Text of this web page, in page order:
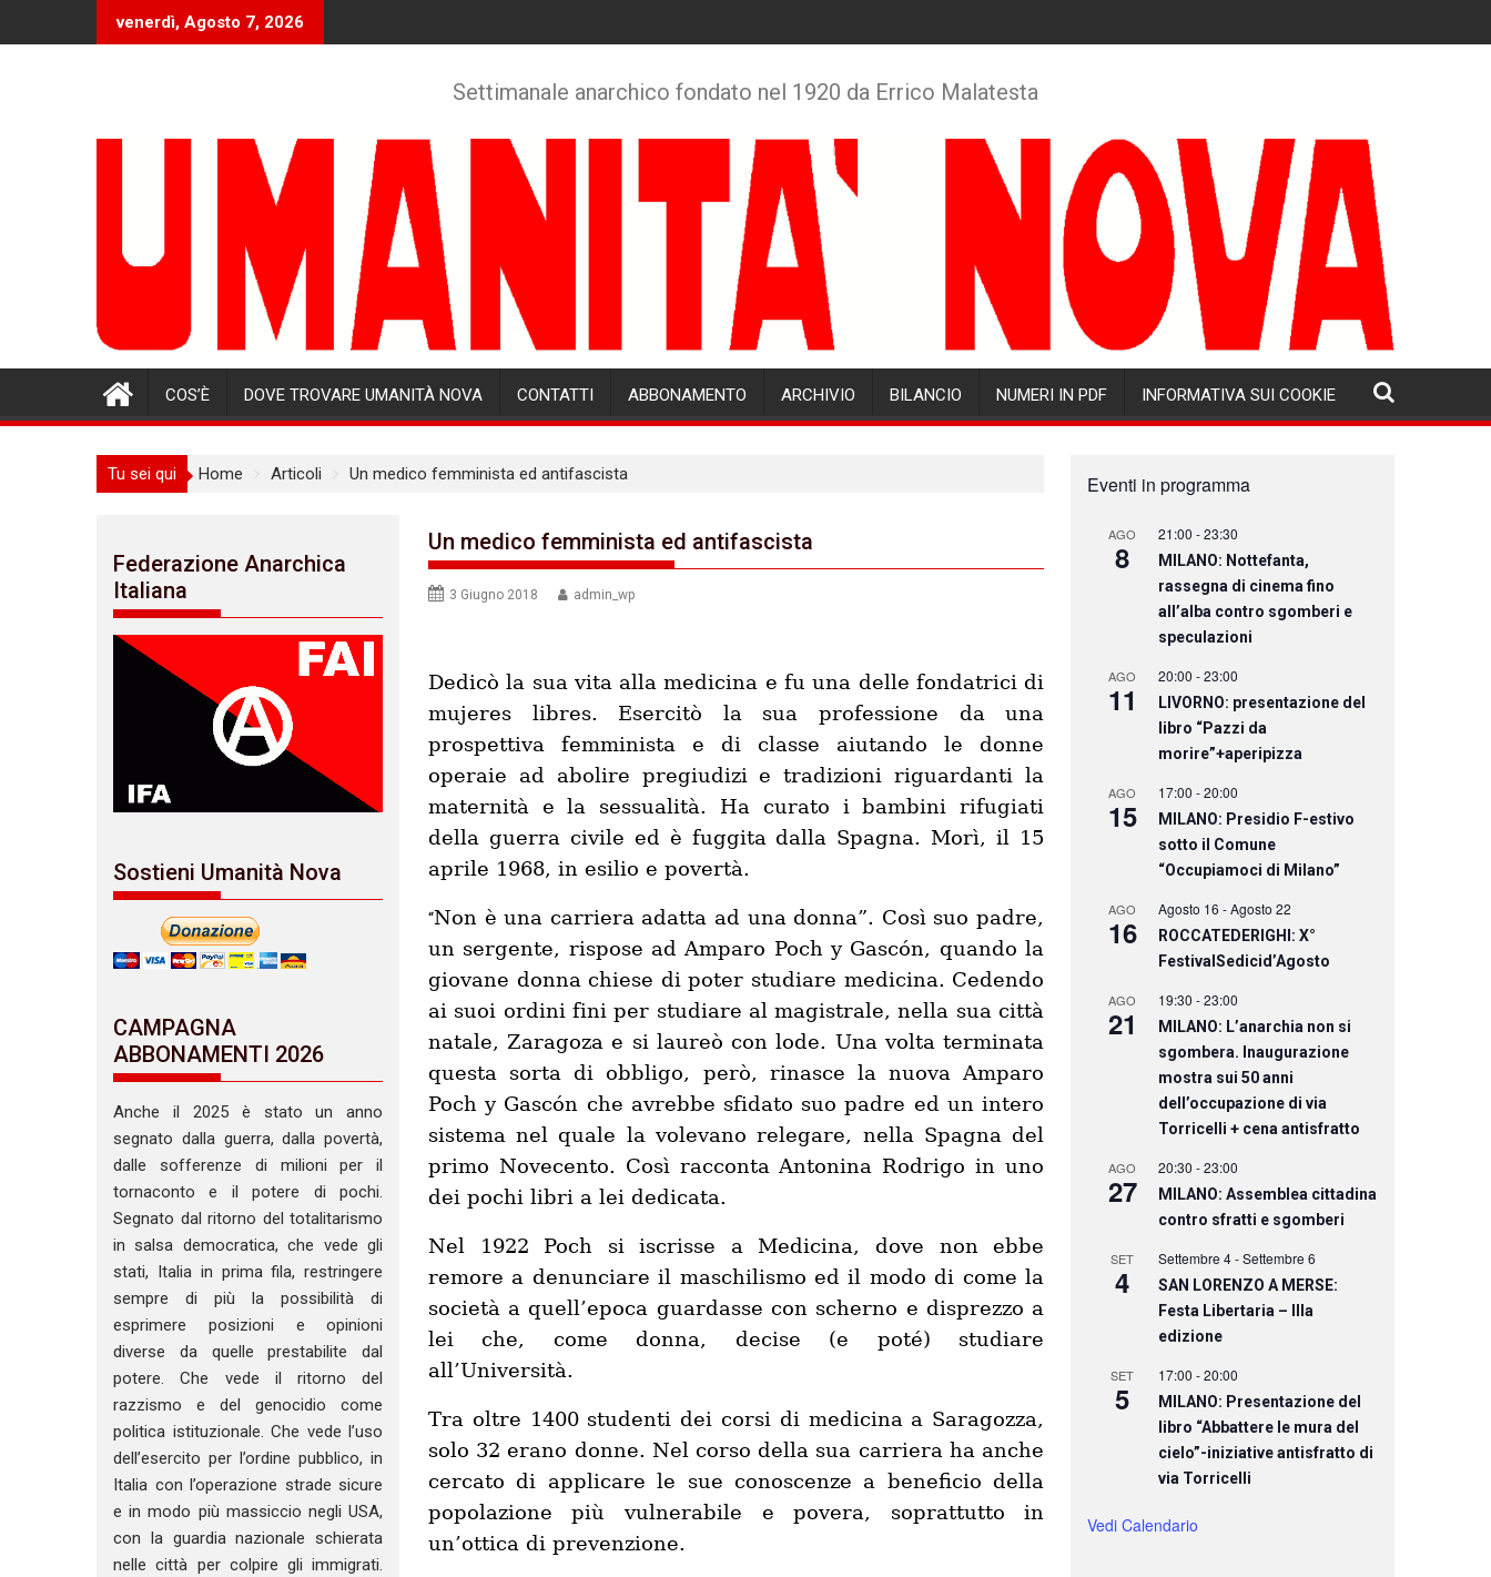
venerdì, Agosto 7, 2026
Settimanale anarchico fondato nel 1920 da Errico Malatesta
COS’È DOVE TROVARE UMANITÀ NOVA CONTATTI ABBONAMENTO ARCHIVIO BILANCIO NUMERI IN PDF INFORMATIVA SUI COOKIE
Tu sei qui Home Articoli Un medico femminista ed antifascista
Un medico femminista ed antifascista
3 Giugno 2018 admin_wp
Dedicò la sua vita alla medicina e fu una delle fondatrici di
mujeres libres. Esercitò la sua professione da una
prospettiva femminista e di classe aiutando le donne
operaie ad abolire pregiudizi e tradizioniriguardanti
la
maternità e la sessualità. Ha curato i bambini rifugiati
della guerra civile ed è fuggita dalla Spagna. Morì, il 15
aprile 1968, in esilio e povertà.
“Non è una carriera adatta ad una donna”. Così suo padre,
un sergente, rispose ad Amparo Poch y Gascón, quando la
giovane donna chiese di poter studiare medicina. Cedendo
ai suoi ordini fini per studiare al magistrale, nella sua città
natale, Zaragoza e si laureò con lode. Una volta terminata
questa sorta di obbligo, però, rinasce la nuova Amparo
Poch y Gascón che avrebbe sfidato suo padre ed un intero
sistema nel quale la volevano relegare, nella Spagna del
primo Novecento. Così racconta Antonina Rodrigo in uno
dei pochi libri a lei dedicata.
Nel 1922 Poch si iscrisse a Medicina, dove non ebbe
remore a denunciare il maschilismo ed il modo di come la
società a quell’epoca guardasse con scherno e disprezzo a
lei che, come donna, decise (e poté) studiare
all’Università.
Tra oltre 1400 studenti dei corsi di medicina a Saragozza,
solo 32 erano donne. Nel corso della sua carriera ha anche
cercato di applicare le sue conoscenze a beneficio della
popolazione più vulnerabile e povera, soprattutto in
un’ottica di prevenzione.
Federazione Anarchica
Italiana
Sostieni Umanità Nova
CAMPAGNA
ABBONAMENTI 2026
Anche il 2025 è stato un anno
segnato dalla guerra, dalla povertà,
dalle sofferenze di milioni per il
tornaconto e il potere di pochi.
Segnato dal ritorno del totalitarismo
in salsa democratica, che vede gli
stati, Italia in prima fila, restringere
sempre di più la possibilità di
esprimere posizioni e opinioni
diverse da quelle prestabilite dal
potere. Che vede il ritorno del
razzismo e del genocidio come
politica istituzionale. Che vede l’uso
dell’esercito per l’ordine pubblico, in
Italia con l’operazione strade sicure
e in modo più massiccio negli USA,
con la guardia nazionale schierata
nelle città per colpire gli immigrati.
Eventi in programma
AGO
8
21:00 -23:30
MILANO: Nottefanta,
rassegna di cinema fino
all’alba contro sgomberi e
speculazioni
AGO
11
20:00 -23:00
LIVORNO: presentazione del
libro “Pazzi da
morire”+aperipizza
AGO
15
17:00 -20:00
MILANO: Presidio F-estivo
sotto il Comune
“Occupiamoci di Milano”
AGO
16
Agosto 16 -Agosto 22
ROCCATEDERIGHI: X°
FestivalSedicid’Agosto
AGO
21
19:30 -23:00
MILANO: L’anarchia non si
sgombera. Inaugurazione
mostra sui 50 anni
dell’occupazione di via
Torricelli + cena antisfratto
AGO
27
20:30 -23:00
MILANO: Assemblea cittadina
contro sfratti e sgomberi
SET
4
Settembre 4-Settembre 6
SAN LORENZO A MERSE:
Festa Libertaria – IIIa
edizione
SET
5
17:00 -20:00
MILANO: Presentazione del
libro “Abbattere le mura del
cielo”-iniziative antisfratto di
via Torricelli
Vedi Calendario